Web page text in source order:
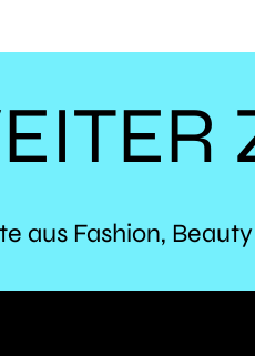
aus Fashion,